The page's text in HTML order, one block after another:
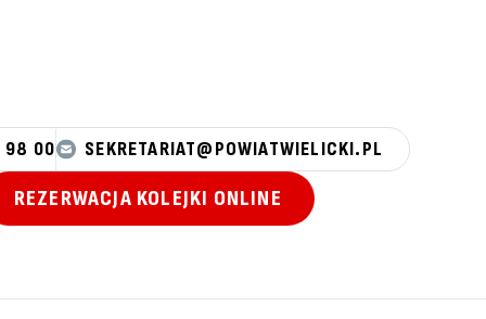
98 00 SEKRETARIAT@POWIATWIELICKI.PL
REZERWACJA KOLEJKI ONLINE